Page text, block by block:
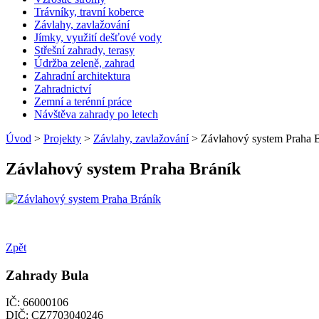
Trávníky, travní koberce
Závlahy, zavlažování
Jímky, využití dešťové vody
Střešní zahrady, terasy
Údržba zeleně, zahrad
Zahradní architektura
Zahradnictví
Zemní a terénní práce
Návštěva zahrady po letech
Úvod > Projekty > Závlahy, zavlažování> Závlahový system Praha
Závlahový system Praha Bráník
Zpět
Zahrady Bula
IČ: 66000106
DIČ: CZ7703040246